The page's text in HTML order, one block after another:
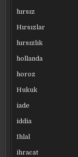
hırsız
Hırsızlar
hırsızlık
hollanda
horoz
Hukuk
iade
iddia
Ihlal
ihracat